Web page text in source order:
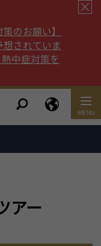
のお願い】
されていま
中症対策を
アー